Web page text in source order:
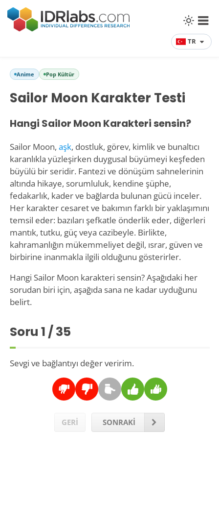
TR
Anime Pop Kültür
Sailor Moon Karakter Testi
Hangi Sailor Moon Karakteri sensin?
Sailor Moon, aşk, dostluk, görev, kimlik ve bunaltıcı
karanlıkla yüzleşirken duygusal büyümeyi keşfeden
büyülü bir seridir. Fantezi ve dönüşüm sahnelerinin
altında hikaye, sorumluluk, kendine şüphe,
fedakarlık, kader ve bağlarda bulunan gücü inceler.
Her karakter cesaret ve bakımın farklı bir yaklaşımını
temsil eder: bazıları şefkatle önderlik eder, diğerleri
mantık, tutku, güç veya cazibeyle. Birlikte,
kahramanlığın mükemmeliyet değil, ısrar, güven ve
birbirine inanmakla ilgili olduğunu gösterirler.
Hangi Sailor Moon karakteri sensin? Aşağıdaki her
sorudan biri için, aşağıda sana ne kadar uyduğunu
belirt.
Soru 1 / 35
Sevgi ve bağlantıyı değer veririm.
GERİ SONRAKİ